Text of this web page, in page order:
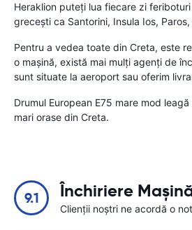
Heraklion puteţi lua fiecare zi
greceşti ca Santorini, Insula Ios,
Pentru a vedea toate din Creta, este
o maşină, există mai mulţi agenţi de
sunt situate la aeroport sau oferim
Drumul European E75 mare mod
mari orase din Creta.
9.1 Închiriere
Clienții noștri ne acordă o